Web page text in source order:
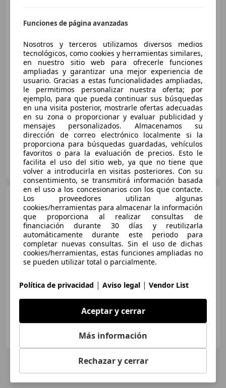
€ 16.300
Buen precio
02/2014 117.000 km Diésel 130 kW (177 CV)
Particular
ES-41120 sevilla
Audi A6Avant 3.0TDI quattro
S-Tronic 204
€ 16.990
Precio justo
AUTOS LOS PALACIOS MOTOR
ES-41720 LOS PALACIOS
Funciones de página avanzadas
Nosotros y terceros utilizamos diversos medios
tecnológicos, como cookies y herramientas similares,
en nuestro sitio web para ofrecerle funciones
ampliadas y garantizar una mejor experiencia de
usuario. Gracias a estas funcionalidades ampliadas,
le permitimos personalizar nuestra oferta; por
ejemplo, para que pueda continuar sus búsquedas
en una visita posterior, mostrarle ofertas adecuadas
en su zona o proporcionar y evaluar publicidad y
mensajes personalizados. Almacenamos su
dirección de correo electrónico localmente si la
proporciona para búsquedas guardadas, vehículos
favoritos o para la evaluación de precios. Esto le
facilita el uso del sitio web, ya que no tiene que
volver a introducirla en visitas posteriores. Con su
consentimiento, se transmitirá información basada
en el uso a los concesionarios con los que contacte.
Los proveedores utilizan algunas
cookies/herramientas para almacenar la información
que proporciona al realizar consultas de
financiación durante 30 días y reutilizarla
automáticamente durante este periodo para
completar nuevas consultas. Sin el uso de dichas
cookies/herramientas, estas funciones ampliadas no
se pueden utilizar total o parcialmente.
Política de privacidad | Aviso legal | Vendor List
Aceptar y cerrar
Más información
Rechazar y cerrar